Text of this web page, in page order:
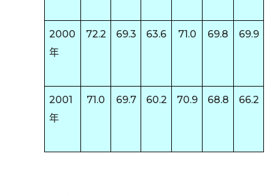
2000
年
72.2 69.3 63.6 71.0 69.8 69.9
2001
年
71.0 69.7 60.2 70.9 68.8 66.2